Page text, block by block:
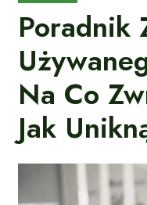
Poradnik
Na Co
Jak